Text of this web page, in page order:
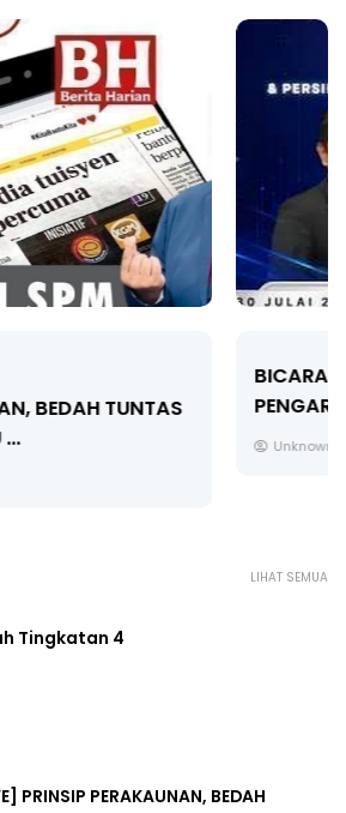
MALAYSIA
lalu
LIHAT SEMUA
Tingkatan 4
PRINSIP PERAKAUNAN, BEDAH